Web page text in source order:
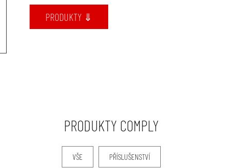
PRODUKTY ⇓
PRODUKTY COMPLY
VŠE PŘÍSLUŠENSTVÍ